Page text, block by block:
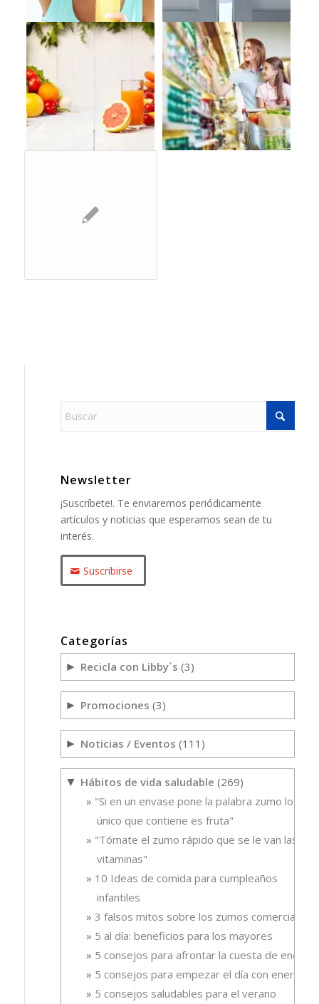
Newsletter
¡Suscríbete!. Te enviaremos periódicamente
artículos y noticias que esperamos sean de tu
interés.
Suscribirse
Categorías
► Recicla con Libby´s (3)
► Promociones (3)
► Noticias / Eventos (111)
▼ Hábitos de vida saludable (269)
"Si en un envase pone la palabra zumo lo
único que contiene es fruta"
"Tómate el zumo rápido que se le van las
vitaminas"
10 Ideas de comida para cumpleaños
infantiles
3 falsos mitos sobre los zumos comerciales
5 al día: beneficios para los mayores
5 consejos para afrontar la cuesta de enero
5 consejos para empezar el día con energía
5 consejos saludables para el verano